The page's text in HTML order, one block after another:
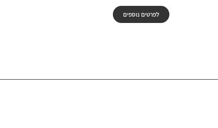
לפרטים נוספים